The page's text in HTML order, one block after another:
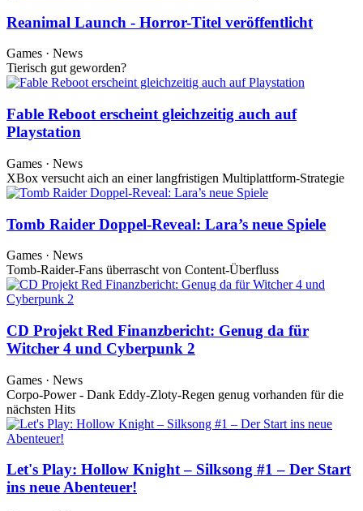
Reanimal Launch - Horror-Titel veröffentlicht
Games · News
Tierisch gut geworden?
Fable Reboot erscheint gleichzeitig auch auf
Playstation
Games · News
XBox versucht aich an einer langfristigen Multiplattform-Strategie
Tomb Raider Doppel-Reveal: Lara’s neue Spiele
Games · News
Tomb-Raider-Fans überrascht von Content-Überfluss
CD Projekt Red Finanzbericht: Genug da für
Witcher 4 und Cyberpunk 2
Games · News
Corpo-Power - Dank Eddy-Zloty-Regen genug vorhanden für die
nächsten Hits
Let's Play: Hollow Knight – Silksong #1 – Der Start
ins neue Abenteuer!